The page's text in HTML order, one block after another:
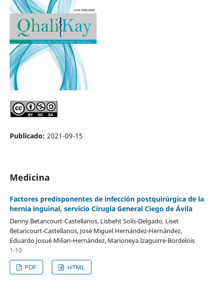
Publicado: 2021-09-15
Medicina
Factores predisponentes de infección postquirúrgica de la
hernia inguinal, servicio Cirugía General Ciego de Ávila
Denny Betancourt-Castellanos, Lisbeht Solís-Delgado, Liset
Betancourt-Castellanos, José Miguel Hernández-Hernández,
Eduardo Josué Milian-Hernández, Marioneya Izaguirre-Bordelois
1-10
PDF
HTML